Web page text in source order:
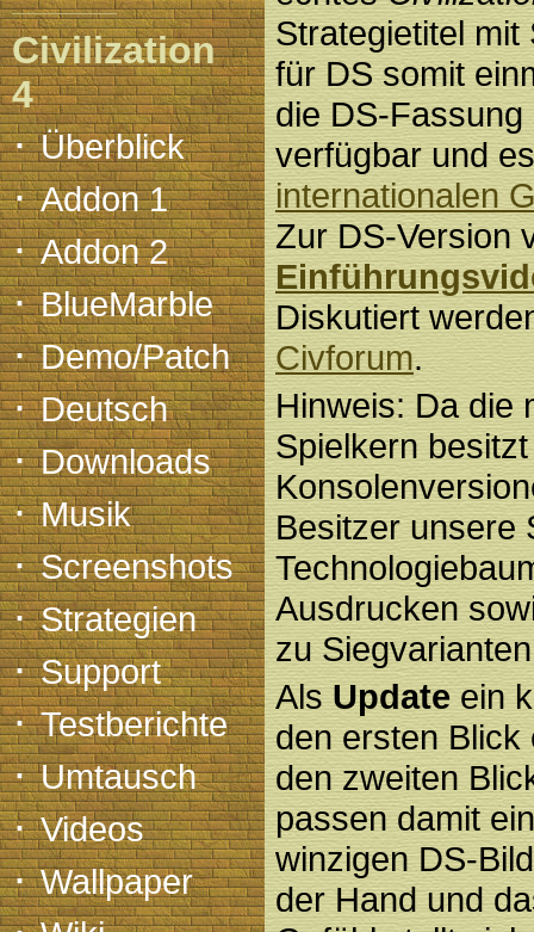
Civilization
4
·Überblick
·Addon 1
·Addon 2
·BlueMarble
·Demo/Patch
·Deutsch
·Downloads
·Musik
·Screenshots
·Strategien
·Support
·Testberichte
·Umtausch
·Videos
·Wallpaper
Strategietitel mit
für DS somit
die DS-
verfügbar und
internationalen
Zur DS-Version
Diskutiert
Civforum.
Hinweis: Da die
Spielkern
Besitzer unsere
Ausdrucken
zu
AlsUpdateein
den ersten Blick
den zweiten
passen damit
winzigen DS-
der Hand und